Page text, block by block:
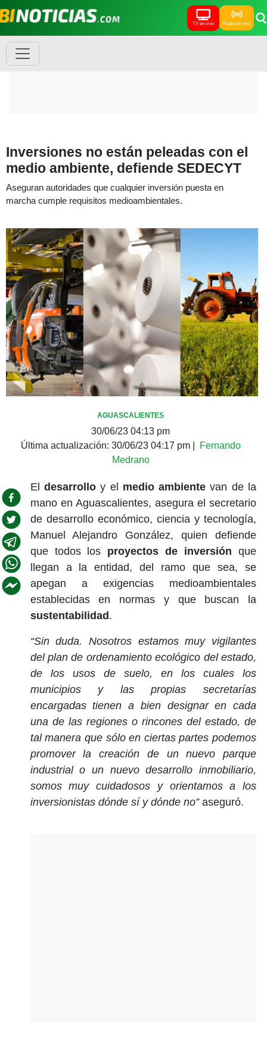
TV en vivo Radio en vivo
Inversiones no están peleadas con el
medio ambiente, defiende SEDECYT
Aseguran autoridades que cualquier inversión puesta en
marcha cumple requisitos medioambientales.
AGUASCALIENTES
30/06/23 04:13 pm
Última actualización: 30/06/23 04:17 pm|
Fernando
Medrano
El desarrolloy el medio ambiente van de la
mano en Aguascalientes, asegura el secretario
de desarrollo económico, ciencia y tecnología,
Manuel Alejandro González, quien defiende
que todos los proyectos de inversión que
llegan a la entidad, del ramo que sea, se
apegan a exigencias medioambientales
establecidas en normas y que buscan la
sustentabilidad.
“Sin duda. Nosotros estamos muy vigilantes
del plan de ordenamiento ecológico del estado,
de los usos de suelo, en los cuales los
municipios y las propias secretarías
encargadas tienen a bien designar en cada
una de las regiones o rincones del estado, de
tal manera que sólo en ciertas partes podemos
promover la creación de un nuevo parque
industrial o un nuevo desarrollo inmobiliario,
somos muy cuidadosos y orientamos a los
inversionistas dónde sí y dónde no”aseguró.